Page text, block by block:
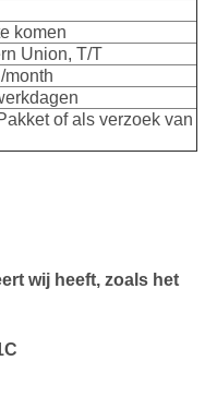
komen
Union, T/T
month
of als verzoek van
wij heeft, zoals het